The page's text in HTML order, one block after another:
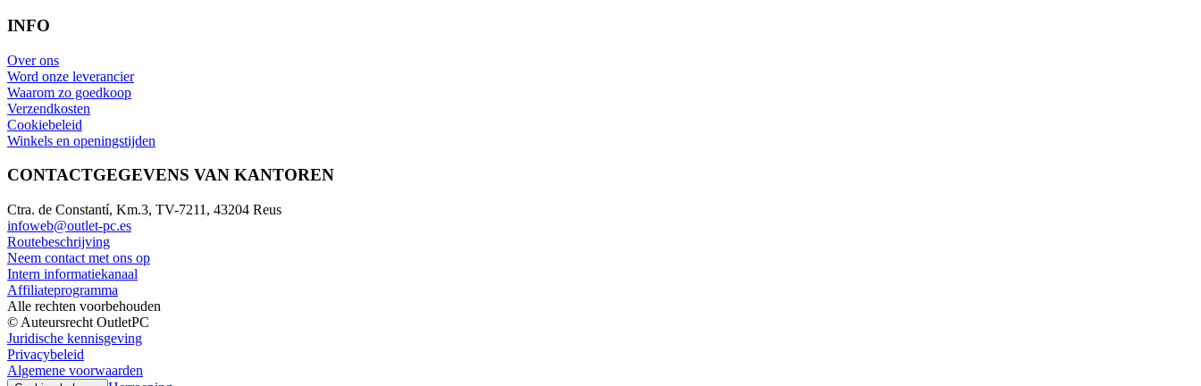
INFO
Over ons
Word onze leverancier
Waarom zo goedkoop
Verzendkosten
Cookiebeleid
Winkels en openingstijden
CONTACTGEGEVENS VAN KANTOREN
Ctra. de Constantí, Km.3, TV-7211, 43204 Reus
infoweb@outlet-pc.es
Routebeschrijving
Neem contact met ons op
Intern informatiekanaal
Affiliateprogramma
Alle rechten voorbehouden
© Auteursrecht OutletPC
Juridische kennisgeving
Privacybeleid
Algemene voorwaarden